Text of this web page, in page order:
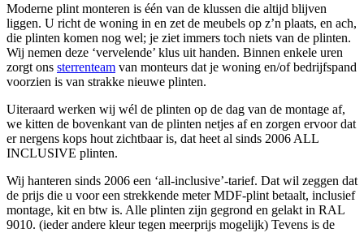
Moderne plint monteren is één van de klussen die altijd blijven
liggen. U richt de woning in en zet de meubels op z’n plaats, en ach,
die plinten komen nog wel; je ziet immers toch niets van de plinten.
Wij nemen deze ‘vervelende’ klus uit handen. Binnen enkele uren
zorgt ons sterrenteam van monteurs dat je woning en/of bedrijfspand
voorzien is van strakke nieuwe plinten.
Uiteraard werken wij wél de plinten op de dag van de montage af,
we kitten de bovenkant van de plinten netjes af en zorgen ervoor dat
er nergens kops hout zichtbaar is, dat heet al sinds 2006 ALL
INCLUSIVE plinten.
Wij hanteren sinds 2006 een ‘all-inclusive’-tarief. Dat wil zeggen dat
de prijs die u voor een strekkende meter MDF-plint betaalt, inclusief
montage, kit en btw is. Alle plinten zijn gegrond en gelakt in RAL
9010. (ieder andere kleur tegen meerprijs mogelijk) Tevens is de